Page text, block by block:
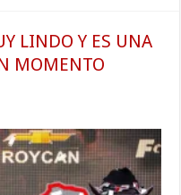
LINDO Y ES UNA
MOMENTO